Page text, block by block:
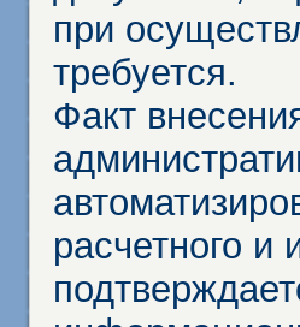
при
требуется.
Факт
расчетного и